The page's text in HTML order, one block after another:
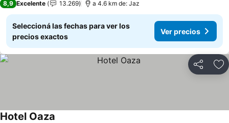
8,9 Excelente 13.269 a 4.6 km de: Jaz
Seleccioná las fechas para ver los
precios exactos
Ver precios
Compartir
Hotel Oaza